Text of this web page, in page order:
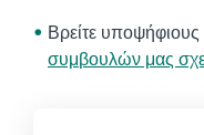
Βρείτε
συμβουλών μας